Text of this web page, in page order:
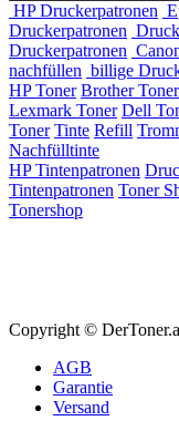
HP Druckerpatronen
Druckerpatronen
Druckerpatronen
nachfüllen billige
HP Toner Brother Toner
Lexmark Toner Dell
Toner Tinte Refill
Nachfülltinte
HP Tintenpatronen
Tintenpatronen Toner
Tonershop
Copyright ©
AGB
Garantie
Versand